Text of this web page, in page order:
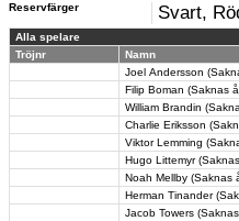
Reservfärger Svart,
Alla spelare
Tröjnr
Namn
Joel Andersson
Filip Boman (Saknas
William Brandin
Charlie Eriksson
Viktor Lemming
Hugo Littemyr
Noah Mellby (Saknas
Herman Tinander
Jacob Towers